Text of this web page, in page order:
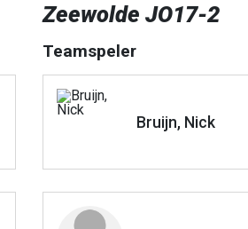
Zeewolde JO17-2
Teamspeler
Bruijn, Nick